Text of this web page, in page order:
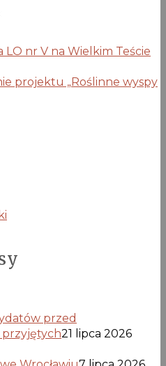
LO nr V na Wielkim Teście
projektu „Roślinne wyspy
przed
21 lipca 2026